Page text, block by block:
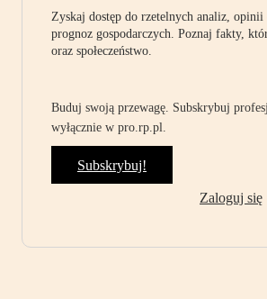
Zyskaj dostęp do rzetelnych analiz,
prognoz gospodarczych. Poznaj fakty,
oraz społeczeństwo.
Buduj swoją przewagę. Subskrybuj
wyłącznie w pro.rp.pl.
Subskrybuj!
Zaloguj się